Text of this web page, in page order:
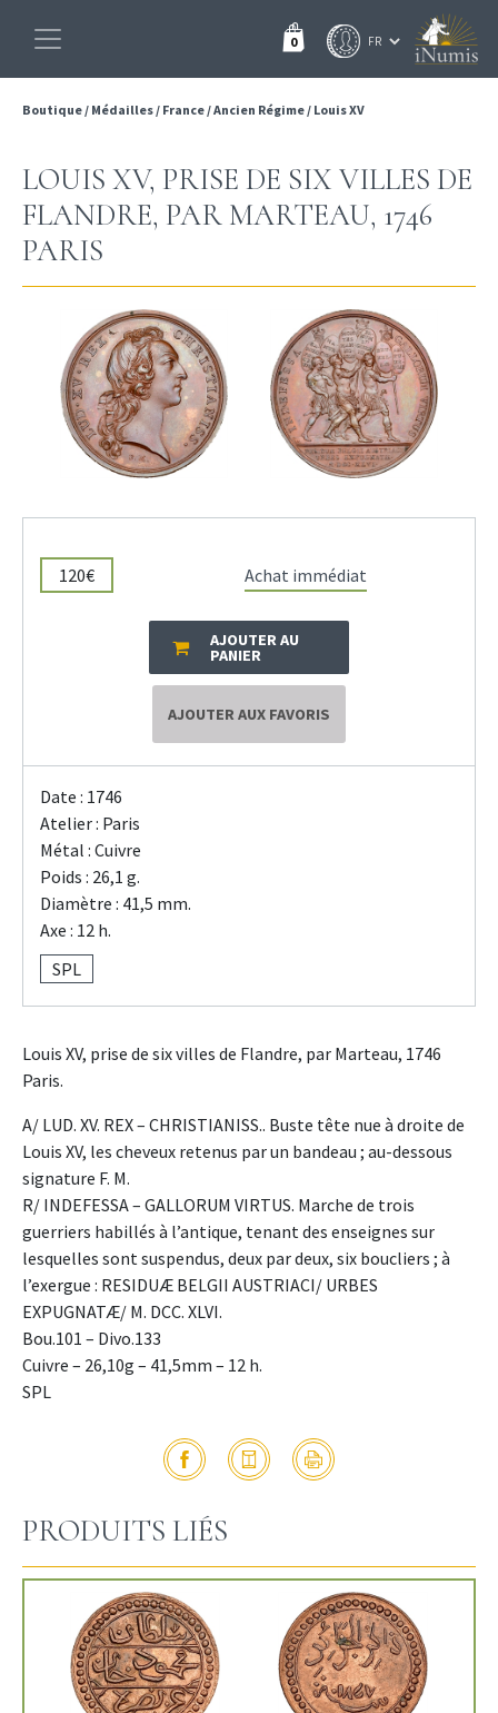
0
Boutique/ Médailles/ France/Ancien Régime/ Louis XV
LOUIS XV, PRISE DE SIX VILLES DE
FLANDRE, PAR MARTEAU, 1746
PARIS
120€ Achat immédiat
AJOUTER AU
PANIER
AJOUTER AUX FAVORIS
Date : 1746
Atelier : Paris
Métal : Cuivre
Poids : 26,1 g.
Diamètre : 41,5 mm.
Axe : 12 h.
SPL
Louis XV, prise de six villes de Flandre, par Marteau, 1746
Paris.
A/ LUD. XV. REX – CHRISTIANISS.. Buste tête nue à droite de
Louis XV, les cheveux retenus par un bandeau ; au-dessous
signature F. M.
R/ INDEFESSA – GALLORUM VIRTUS. Marche de trois
guerriers habillés à l’antique, tenant des enseignes sur
lesquelles sont suspendus, deux par deux, six boucliers ; à
l’exergue : RESIDUÆ BELGII AUSTRIACI/ URBES
EXPUGNATÆ/ M. DCC. XLVI.
Bou.101 – Divo.133
Cuivre – 26,10g – 41,5mm – 12 h.
SPL
PRODUITS LIÉS